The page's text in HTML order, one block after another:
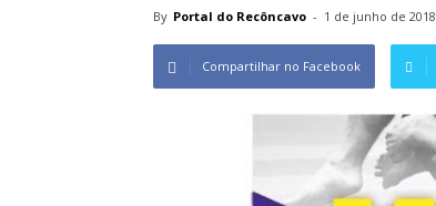
By Portal do Recôncavo - 1 de junho de 2018
Compartilhar no Facebook